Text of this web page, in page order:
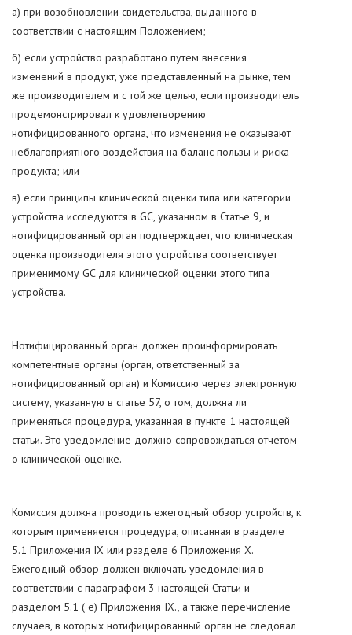
а) при возобновлении свидетельства, выданного в
соответствии с настоящим Положением;
б) если устройство разработано путем внесения
изменений в продукт, уже представленный на рынке, тем
же производителем и с той же целью, если производитель
продемонстрировал к удовлетворению
нотифицированного органа, что изменения не оказывают
неблагоприятного воздействия на баланс пользы и риска
продукта; или
в) если принципы клинической оценки типа или категории
устройства исследуются в GC, указанном в Статье 9, и
нотифицированный орган подтверждает, что клиническая
оценка производителя этого устройства соответствует
применимому GC для клинической оценки этого типа
устройства.
Нотифицированный орган должен проинформировать
компетентные органы (орган, ответственный за
нотифицированный орган) и Комиссию через электронную
систему, указанную в статье 57, о том, должна ли
применяться процедура, указанная в пункте 1 настоящей
статьи. Это уведомление должно сопровождаться отчетом
о клинической оценке.
Комиссия должна проводить ежегодный обзор устройств, к
которым применяется процедура, описанная в разделе
5.1 Приложения IX или разделе 6 Приложения X.
Ежегодный обзор должен включать уведомления в
соответствии с параграфом 3 настоящей Статьи и
разделом 5.1 ( e) Приложения IX., а также перечисление
случаев, в которых нотифицированный орган не следовал